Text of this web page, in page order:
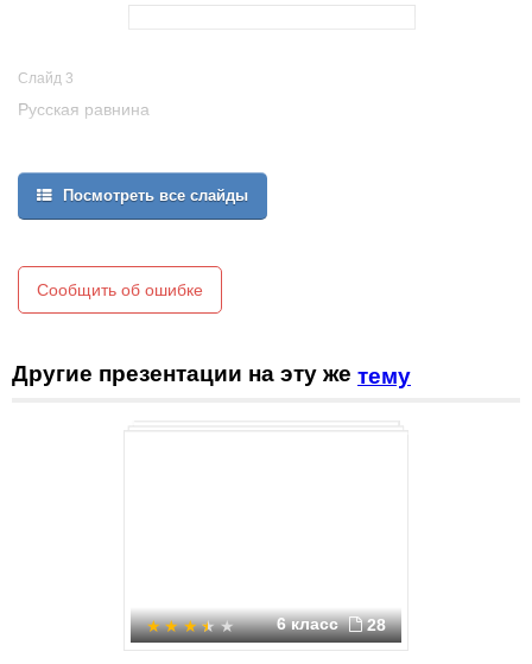
Слайд 3
Русская равнина
Посмотреть все слайды
Сообщить об ошибке
Другие презентации на эту же тему
6 класс 28